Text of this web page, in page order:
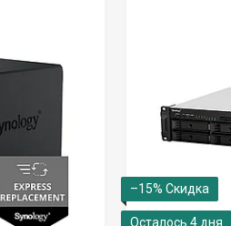
–15%
Осталось 4 дня